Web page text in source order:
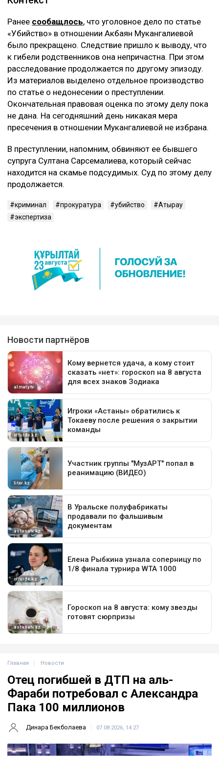
Ранее сообащлось, что уголовное дело по статье
«Убийство» в отношении Акбаян Мукангалиевой
было прекращено. Следствие пришло к выводу, что
к гибели родственников она непричастна. При этом
расследование продолжается по другому эпизоду.
Из материалов выделено отдельное производство
по статье о недонесении о преступлении.
Окончательная правовая оценка по этому делу пока
не дана. На сегодняшний день никакая мера
пресечения в отношении Мукангалиевой не избрана.
В преступлении, напомним, обвиняют ее бывшего
супруга Султана Сарсемалиева, который сейчас
находится на скамье подсудимых. Суд по этому делу
продолжается.
криминал прокуратура убийство
Атырау
экспертиза
Главная Новости
Отец погибшей в ДТП на аль-
Фараби потребовал с Александра
Пака 100 миллионов
Динара Бекболаева 07.08.2026, 14:27